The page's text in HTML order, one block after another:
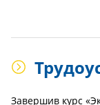
Завершив курс